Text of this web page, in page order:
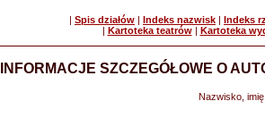
| Spis działów | Indeks nazwisk | Indeks
| Kartoteka teatrów| Kartoteka
INFORMACJE SZCZEGÓŁOWE O
Nazwisko, imię: